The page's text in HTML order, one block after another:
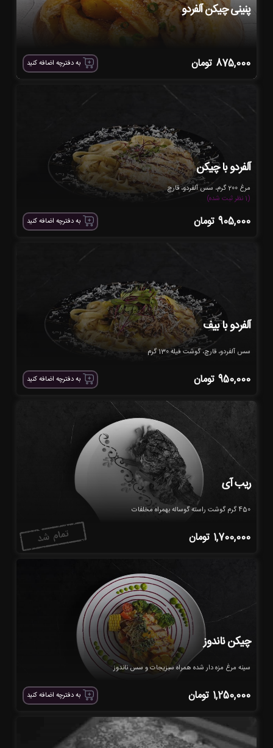
پنینی چیکن آلفردو
875,000 تومان به دفترچه اضافه کنید
آلفردو با چیکن
مرغ 200 گرم، سس آلفردو، قارچ
(1 نظر ثبت شده)
905,000 تومان به دفترچه اضافه کنید
آلفردو با بیف
سس آلفردو، قارچ، گوشت فیله 130 گرم
950,000 تومان به دفترچه اضافه کنید
ریب آی
450 گرم گوشت راسته گوساله بهمراه مخلفات
1,700,000 تومان
چیکن ناندوز
سینه مرغ مزه دار شده همراه سبزیجات و سس ناندوز
1,250,000 تومان به دفترچه اضافه کنید